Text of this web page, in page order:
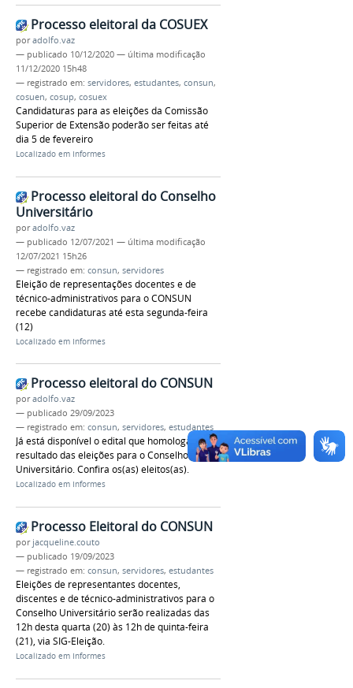
Processo eleitoral da COSUEX
poradolfo.vaz
— publicado 10/12/2020 — última modificação
11/12/2020 15h48
— registrado em: servidores, estudantes, consun,
cosuen, cosup, cosuex
Candidaturas para as eleições da Comissão
Superior de Extensão poderão ser feitas até
dia 5 de fevereiro
Localizado em Informes
Processo eleitoral do Conselho
Universitário
poradolfo.vaz
— publicado 12/07/2021 — última modificação
12/07/2021 15h26
— registrado em: consun, servidores
Eleição de representações docentes e de
técnico-administrativos para o CONSUN
recebe candidaturas até esta segunda-feira
(12)
Localizado em Informes
Processo eleitoral do CONSUN
poradolfo.vaz
— publicado 29/09/2023
— registrado em: consun, servidores, estudantes
Já está disponível o edital que homologa o
resultado das eleições para o Conselho
Universitário. Confira os(as) eleitos(as).
Localizado em Informes
Processo Eleitoral do CONSUN
por jacqueline.couto
— publicado 19/09/2023
— registrado em: consun, servidores, estudantes
Eleições de representantes docentes,
discentes e de técnico-administrativos para o
Conselho Universitário serão realizadas das
12h desta quarta (20) às 12h de quinta-feira
(21), via SIG-Eleição.
Localizado em Informes